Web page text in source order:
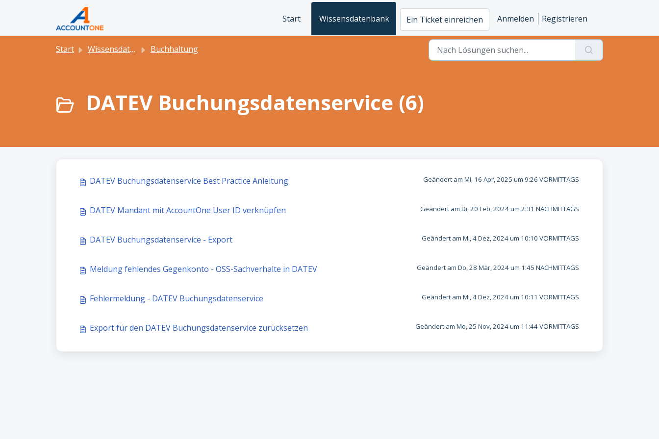
Zum hauptsächlichen Inhalt gehen
Start
Wissensdatenbank Ein Ticket einreichen Anmelden Registrieren
Start Wissensdatenbank Buchhaltung
DATEV Buchungsdatenservice (6)
DATEV Buchungsdatenservice Best Practice Anleitung Geändert am Mi, 16 Apr, 2025 um 9:26 VORMITTAGS
DATEV Mandant mit AccountOne User ID verknüpfen Geändert am Di, 20 Feb, 2024 um 2:31 NACHMITTAGS
DATEV Buchungsdatenservice - Export Geändert am Mi, 4 Dez, 2024 um 10:10 VORMITTAGS
Meldung fehlendes Gegenkonto - OSS-Sachverhalte in DATEV Geändert am Do, 28 Mär, 2024 um 1:45 NACHMITTAGS
Fehlermeldung - DATEV Buchungsdatenservice Geändert am Mi, 4 Dez, 2024 um 10:11 VORMITTAGS
Export für den DATEV Buchungsdatenservice zurücksetzen Geändert am Mo, 25 Nov, 2024 um 11:44 VORMITTAGS